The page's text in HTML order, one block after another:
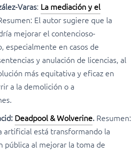
Varas: La mediación y el
El autor sugiere que la
mejorar el contencioso-
especialmente en casos de
y anulación de licencias, al
más equitativa y eficaz en
a la demolición o a
Deadpool & Wolverine. Resumen:
artificial está transformando la
pública al mejorar la toma de